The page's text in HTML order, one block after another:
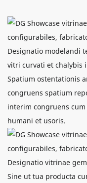
Designatio modelandi
vitri curvati et chalybis
Spatium ostentationis
congruens spatium
interim congruens
humani et usoris.
Designatio vitrinae
Sine ut tua producta